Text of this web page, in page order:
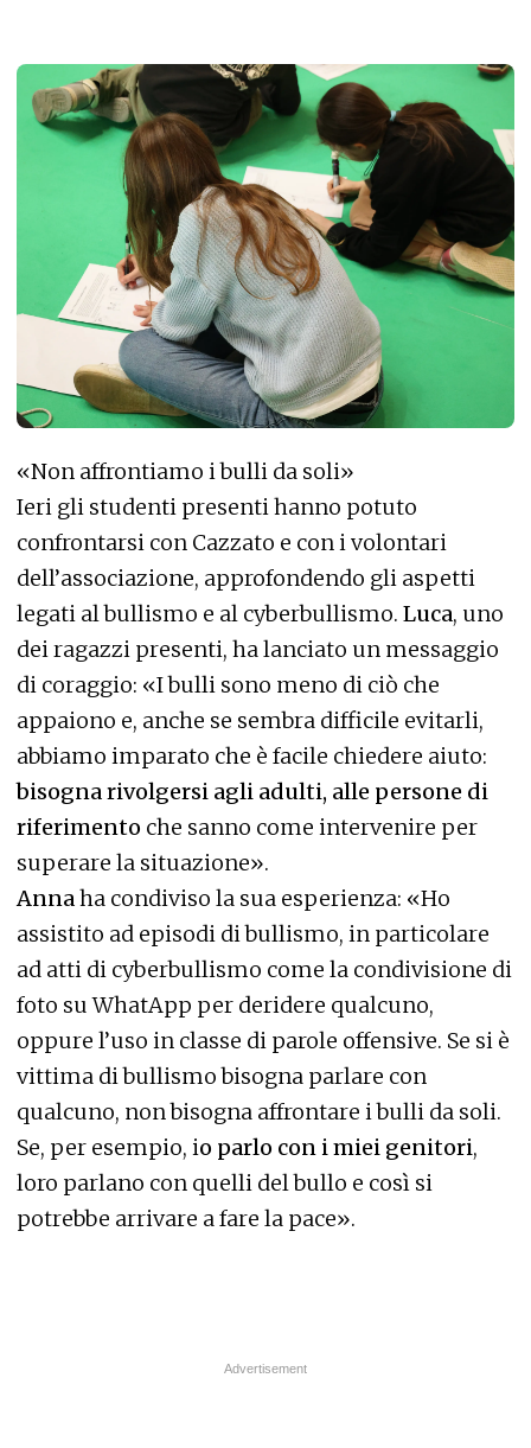
«Non affrontiamo i bulli da soli»
Ieri gli studenti presenti hanno potuto
confrontarsi con Cazzato e con i volontari
dell’associazione, approfondendo gli aspetti
legati al bullismo e al cyberbullismo. Luca, uno
dei ragazzi presenti, ha lanciato un messaggio
di coraggio: «I bulli sono meno di ciò che
appaiono e, anche se sembra difficile evitarli,
abbiamo imparato che è facile chiedere aiuto:
bisogna rivolgersi agli adulti, alle persone di
riferimento che sanno come intervenire per
superare la situazione».
Annaha condiviso la sua esperienza: «Ho
assistito ad episodi di bullismo, in particolare
ad atti di cyberbullismo come la condivisione di
foto su WhatApp per deridere qualcuno,
oppure l’uso in classe di parole offensive. Se si è
vittima di bullismo bisogna parlare con
qualcuno, non bisogna affrontare i bulli da soli.
Se, per esempio, io parlo con i miei genitori,
loro parlano con quelli del bullo e così si
potrebbe arrivare a fare la pace».